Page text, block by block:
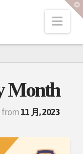
Month
from11 月, 2023